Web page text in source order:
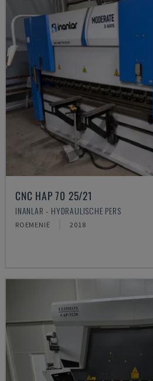
CNC HAP 70 25/21
INANLAR - HYDRAULISCHE PERS
ROEMENIË 2018